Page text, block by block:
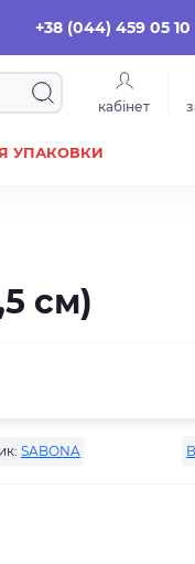
+38 (044) 459 05 10
кабінет
УПАКОВКИ
см)
SABONA